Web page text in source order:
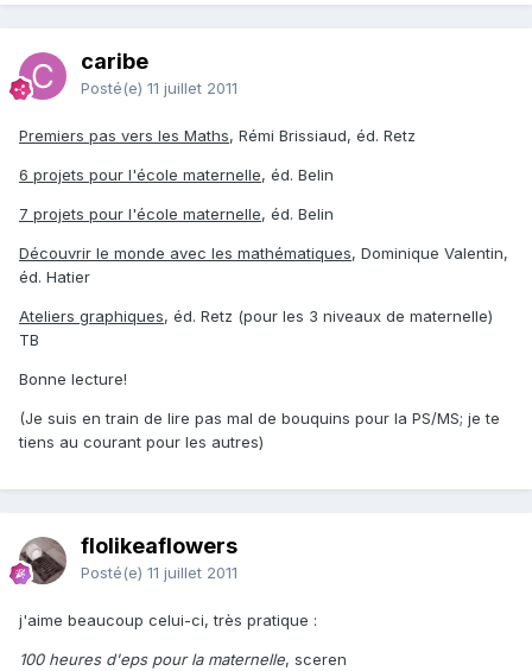
caribe
Posté(e) 11 juillet 2011
Premiers pas vers les Maths, Rémi Brissiaud, éd. Retz
6 projets pour l'école maternelle, éd. Belin
7 projets pour l'école maternelle, éd. Belin
Découvrir le monde avec les mathématiques, Dominique Valentin,
éd. Hatier
Ateliers graphiques, éd. Retz (pour les 3 niveaux de maternelle)
TB
Bonne lecture!
(Je suis en train de lire pas mal de bouquins pour la PS/MS; je te
tiens au courant pour les autres)
flolikeaflowers
Posté(e) 11 juillet 2011
j'aime beaucoup celui-ci, très pratique :
100 heures d'eps pour la maternelle, sceren